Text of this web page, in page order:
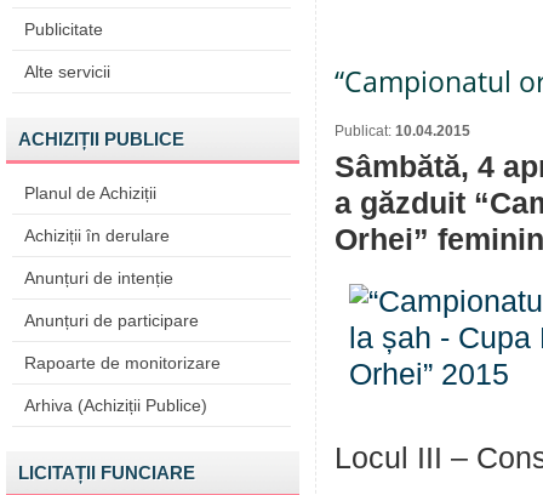
Publicitate
Alte servicii
ACHIZIȚII PUBLICE
Planul de Achiziții
Achiziții în derulare
Anunțuri de intenție
Anunțuri de participare
Rapoarte de monitorizare
Arhiva (Achiziții Publice)
LICITAȚII FUNCIARE
“Campionatul
Publicat: 10.04.2015
Sâmbătă, 4
a găzduit
Orhei”
Locul III –